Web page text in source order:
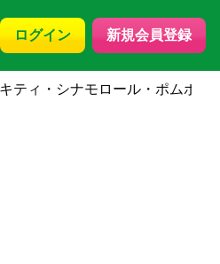
ログイン 新規会員登録
ティ・シナモロール・ポムポム